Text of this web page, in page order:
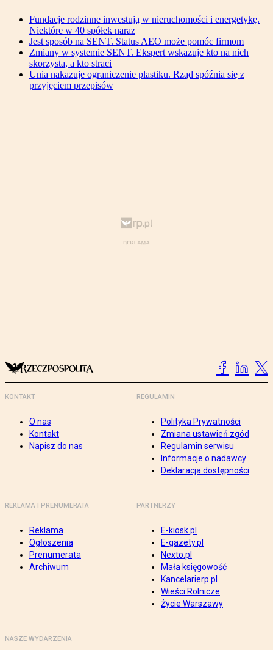
Fundacje rodzinne inwestują w nieruchomości i energetykę.
Niektóre w 40 spółek naraz
Jest sposób na SENT. Status AEO może pomóc firmom
Zmiany w systemie SENT. Ekspert wskazuje kto na nich
skorzysta, a kto straci
Unia nakazuje ograniczenie plastiku. Rząd spóźnia się z
przyjęciem przepisów
KONTAKT
O nas
Kontakt
Napisz do nas
REGULAMIN
Polityka Prywatności
Zmiana ustawień zgód
Regulamin serwisu
Informacje o nadawcy
Deklaracja dostępności
REKLAMA I PRENUMERATA
Reklama
Ogłoszenia
Prenumerata
Archiwum
PARTNERZY
E-kiosk.pl
E-gazety.pl
Nexto.pl
Mała księgowość
Kancelarierp.pl
Wieści Rolnicze
Życie Warszawy
NASZE WYDARZENIA